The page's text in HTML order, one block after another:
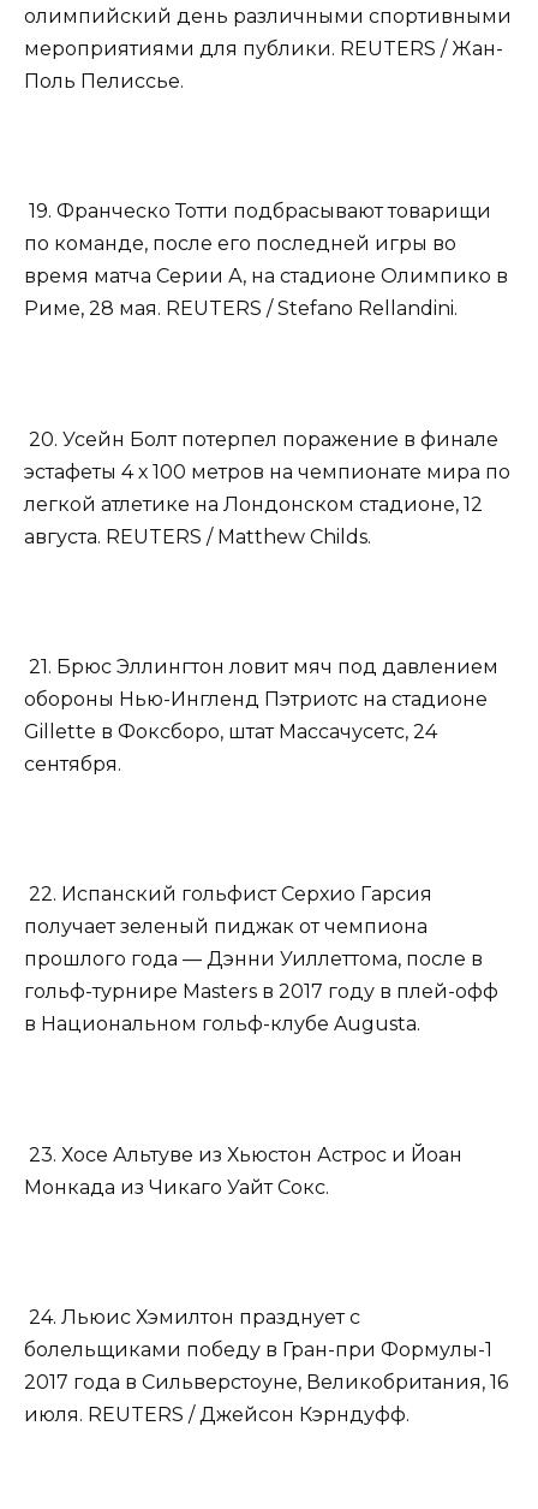
олимпийский день различными спортивными
мероприятиями для публики. REUTERS / Жан-
Поль Пелиссье.
19. Франческо Тотти подбрасывают товарищи
по команде, после его последней игры во
время матча Серии А, на стадионе Олимпико в
Риме, 28 мая. REUTERS / Stefano Rellandini.
20. Усейн Болт потерпел поражение в финале
эстафеты 4 х 100 метров на чемпионате мира по
легкой атлетике на Лондонском стадионе, 12
августа. REUTERS / Matthew Childs.
21. Брюс Эллингтон ловит мяч под давлением
обороны Нью-Ингленд Пэтриотс на стадионе
Gillette в Фоксборо, штат Массачусетс, 24
сентября.
22. Испанский гольфист Серхио Гарсия
получает зеленый пиджак от чемпиона
прошлого года — Дэнни Уиллеттома, после в
гольф-турнире Masters в 2017 году в плей-офф
в Национальном гольф-клубе Augusta.
23. Хосе Альтуве из Хьюстон Астрос и Йоан
Монкада из Чикаго Уайт Сокс.
24. Льюис Хэмилтон празднует с
болельщиками победу в Гран-при Формулы-1
2017 года в Сильверстоуне, Великобритания, 16
июля. REUTERS / Джейсон Кэрндуфф.